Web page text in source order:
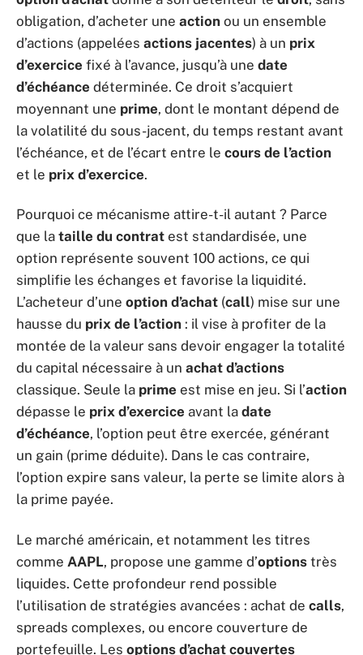
obligation, d’acheter une action ou un ensemble
d’actions (appelées actions jacentes) à un prix
d’exercice fixé à l’avance, jusqu’à une date
d’échéance déterminée. Ce droit s’acquiert
moyennant une prime, dont le montant dépend de
la volatilité du sous-jacent, du temps restant avant
l’échéance, et de l’écart entre le cours de l’action
et le prix d’exercice.
Pourquoi ce mécanisme attire-t-il autant ? Parce
que la taille du contrat est standardisée, une
option représente souvent 100 actions, ce qui
simplifie les échanges et favorise la liquidité.
L’acheteur d’une option d’achat (call) mise sur une
hausse du prix de l’action : il vise à profiter de la
montée de la valeur sans devoir engager la totalité
du capital nécessaire à un achat d’actions
classique. Seule la prime est mise en jeu. Si l’action
dépasse le prix d’exercice avant la date
d’échéance, l’option peut être exercée, générant
un gain (prime déduite). Dans le cas contraire,
l’option expire sans valeur, la perte se limite alors à
la prime payée.
Le marché américain, et notamment les titres
comme AAPL, propose une gamme d’options très
liquides. Cette profondeur rend possible
l’utilisation de stratégies avancées : achat de calls,
spreads complexes, ou encore couverture de
portefeuille. Les options d’achat couvertes